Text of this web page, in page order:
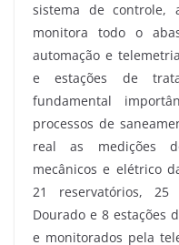
sistema de controle,
monitora todo o
automação e
e estações de
fundamental
processos de
real as medições
mecânicos e elétrico
21 reservatórios,
Dourado e 8 estações
e monitorados pela